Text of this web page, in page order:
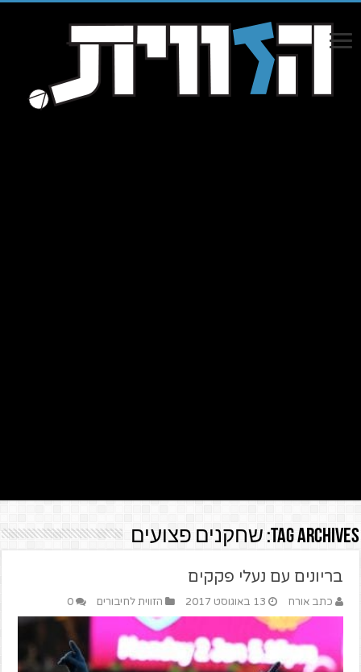
Tag Archives: שחקנים פצועים
בריונים עם נעלי פקקים
כתב אורח 13 באוגוסט 2017 הזווית לחיבורים 0